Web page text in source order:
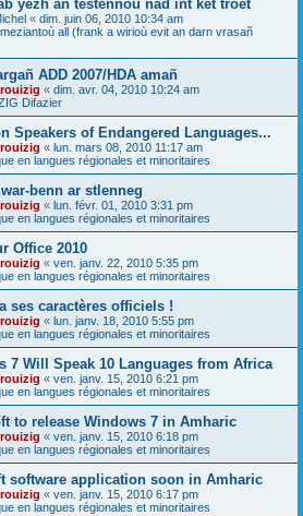
yezh an testennoù nad int ket troet
« dim. juin 06, 2010 10:34 am
all (frank a wirioù evit an darn vrasañ
ADD 2007/HDA amañ
« dim. avr. 04, 2010 10:24 am
Difazier
Speakers of Endangered Languages...
« lun. mars 08, 2010 11:17 am
en langues régionales et minoritaires
benn ar stlenneg
« lun. févr. 01, 2010 3:31 pm
en langues régionales et minoritaires
Office 2010
« ven. janv. 22, 2010 5:35 pm
en langues régionales et minoritaires
ses caractères officiels !
« lun. janv. 18, 2010 5:55 pm
en langues régionales et minoritaires
7 Will Speak 10 Languages from Africa
« ven. janv. 15, 2010 6:21 pm
en langues régionales et minoritaires
to release Windows 7 in Amharic
« ven. janv. 15, 2010 6:18 pm
en langues régionales et minoritaires
software application soon in Amharic
« ven. janv. 15, 2010 6:17 pm
en langues régionales et minoritaires